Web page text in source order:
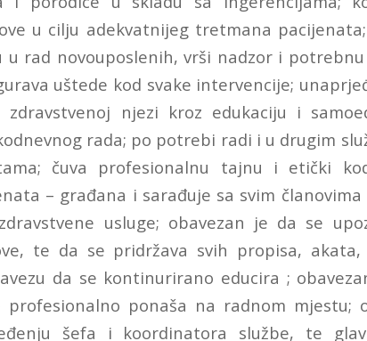
u cilju adekvatnijeg tretmana
u rad novouposlenih, vrši nadzor i
uštede kod svake intervencije;
njezi kroz edukaciju i
rada; po potrebi radi i u drugim
čuva profesionalnu tajnu i etički
– građana i sarađuje sa svim
usluge; obavezan je da se
te da se pridržava svih propisa,
da se kontinurirano educira ;
ponaša na radnom mjestu;
šefa i koordinatora službe, te